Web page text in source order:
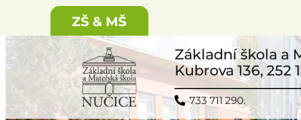
ZŠ & MŠ
Základní škola a
Kubrova 136, 252
733 711 290.